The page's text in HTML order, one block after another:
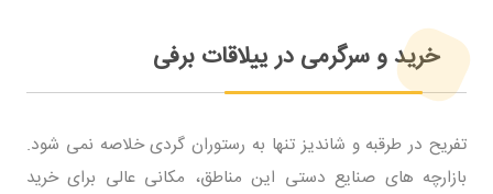
خرید و سرگرمی در ییلاقات برفی
تفریح در طرقبه و شاندیز تنها به رستوران گردی خلاصه نمی شود.
بازارچه های صنایع دستی این مناطق، مکانی عالی برای خرید